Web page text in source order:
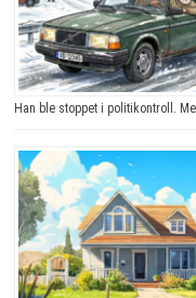
Han ble stoppet i politikontroll.